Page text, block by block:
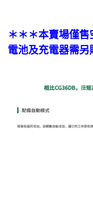
＊＊＊本賣場僅售
電池及充電器需另